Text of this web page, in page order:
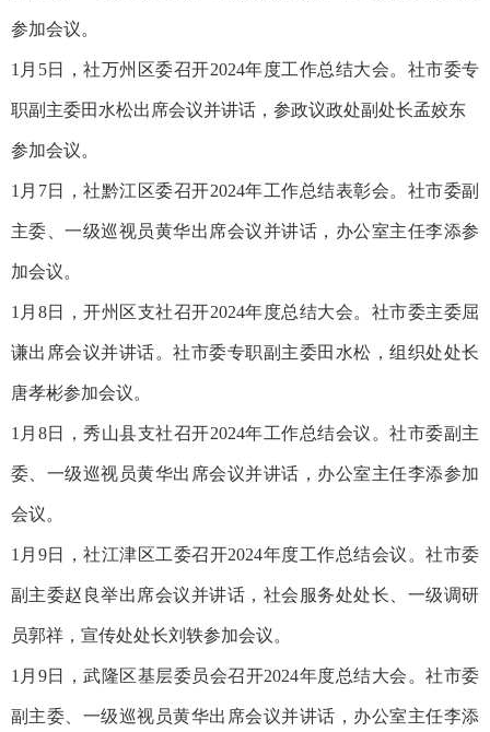
参加会议。
1月5日，社万州区委召开2024年度工作总结大会。社市委专
职副主委田水松出席会议并讲话，参政议政处副处长孟姣东
参加会议。
1月7日，社黔江区委召开2024年工作总结表彰会。社市委副
主委、一级巡视员黄华出席会议并讲话，办公室主任李添参
加会议。
1月8日，开州区支社召开2024年度总结大会。社市委主委屈
谦出席会议并讲话。社市委专职副主委田水松，组织处处长
唐孝彬参加会议。
1月8日，秀山县支社召开2024年工作总结会议。社市委副主
委、一级巡视员黄华出席会议并讲话，办公室主任李添参加
会议。
1月9日，社江津区工委召开2024年度工作总结会议。社市委
副主委赵良举出席会议并讲话，社会服务处处长、一级调研
员郭祥，宣传处处长刘轶参加会议。
1月9日，武隆区基层委员会召开2024年度总结大会。社市委
副主委、一级巡视员黄华出席会议并讲话，办公室主任李添